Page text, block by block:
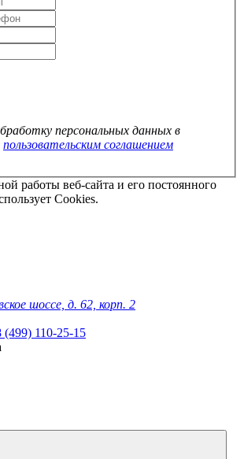
персональных данных в
пользовательским соглашением
работы веб-сайта и его постоянного
Cookies.
шоссе, д. 62, корп. 2
(499) 110-25-15